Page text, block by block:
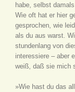
habe, selbst
Wie oft hat er hier
gesprochen, wie
als du aus warst.
stundenlang von
interessiere – aber
weiß, daß sie mich
»Wie hast du das